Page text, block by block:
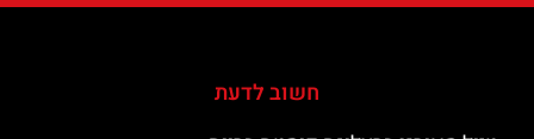
חשוב לדעת